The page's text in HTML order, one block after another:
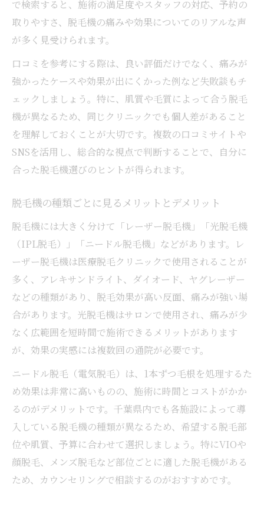
で検索すると、施術の満足度やスタッフの対応、予約の
取りやすさ、脱毛機の痛みや効果についてのリアルな声
が多く見受けられます。
口コミを参考にする際は、良い評価だけでなく、痛みが
強かったケースや効果が出にくかった例など失敗談もチ
ェックしましょう。特に、肌質や毛質によって合う脱毛
機が異なるため、同じクリニックでも個人差があること
を理解しておくことが大切です。複数の口コミサイトや
SNSを活用し、総合的な視点で判断することで、自分に
合った脱毛機選びのヒントが得られます。
脱毛機の種類ごとに見るメリットとデメリット
脱毛機には大きく分けて「レーザー脱毛機」「光脱毛機
（IPL脱毛）」「ニードル脱毛機」などがあります。レ
ーザー脱毛機は医療脱毛クリニックで使用されることが
多く、アレキサンドライト、ダイオード、ヤグレーザー
などの種類があり、脱毛効果が高い反面、痛みが強い場
合があります。光脱毛機はサロンで使用され、痛みが少
なく広範囲を短時間で施術できるメリットがあります
が、効果の実感には複数回の通院が必要です。
ニードル脱毛（電気脱毛）は、1本ずつ毛根を処理するた
め効果は非常に高いものの、施術に時間とコストがかか
るのがデメリットです。千葉県内でも各施設によって導
入している脱毛機の種類が異なるため、希望する脱毛部
位や肌質、予算に合わせて選択しましょう。特にVIOや
顔脱毛、メンズ脱毛など部位ごとに適した脱毛機がある
ため、カウンセリングで相談するのがおすすめです。